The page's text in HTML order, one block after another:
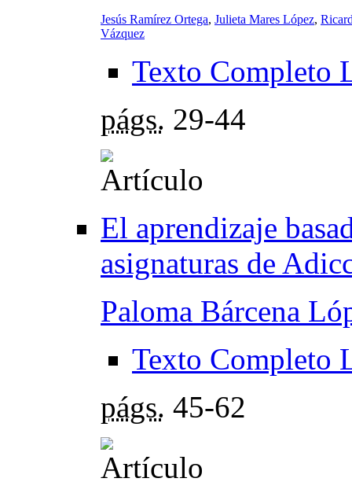
Jesús Ramírez Ortega, Julieta Mares López,
Vázquez
Texto Completo
págs. 29-44
El aprendizaje
asignaturas de
Paloma Bárcena
Texto Completo
págs. 45-62